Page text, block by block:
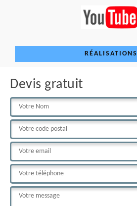
RÉALISATIONS
Devis gratuit